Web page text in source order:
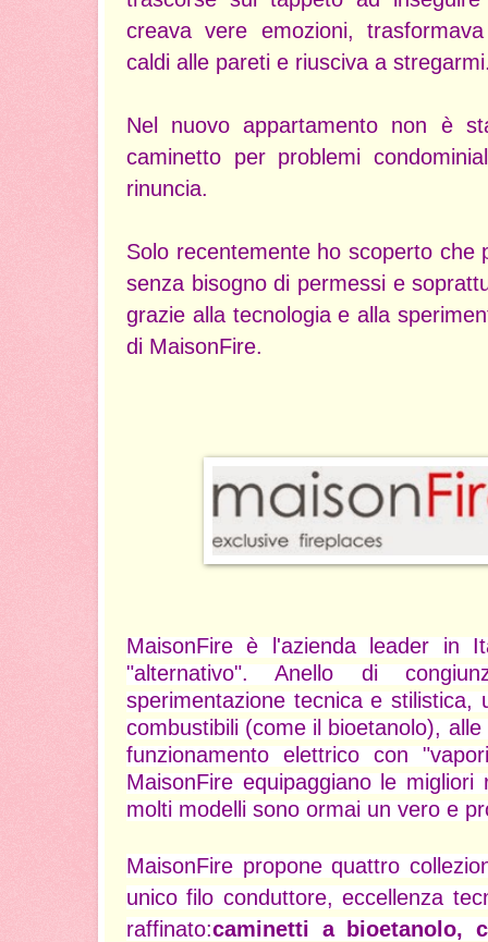
creava vere emozioni,
caldi alle pareti e riusciva a
Nel nuovo appartamento non è
caminetto per problemi
rinuncia.
Solo recentemente ho scoperto che
senza bisogno di permessi e
grazie alla tecnologia e alla
di MaisonFire.
MaisonFire è l'azienda leader in
"alternativo". Anello di
sperimentazione tecnica e stilistica,
combustibili (come il bioetanolo),
funzionamento elettrico con
MaisonFire equipaggiano le
molti modelli sono ormai un vero e
MaisonFire propone quattro
unico filo conduttore, eccellenza
raffinato:caminetti a bioetanolo,